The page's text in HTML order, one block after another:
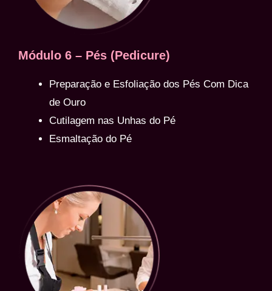
Módulo 6 – Pés (Pedicure)
Preparação e Esfoliação dos Pés Com Dica
de Ouro
Cutilagem nas Unhas do Pé
Esmaltação do Pé